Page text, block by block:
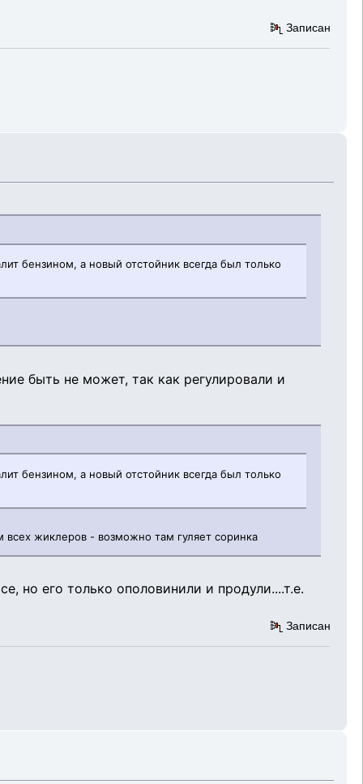
Записан
бензином, а новый отстойник всегда был только
быть не может, так как регулировали и
бензином, а новый отстойник всегда был только
жиклеров - возможно там гуляет соринка
но его только ополовинили и продули....т.е.
Записан